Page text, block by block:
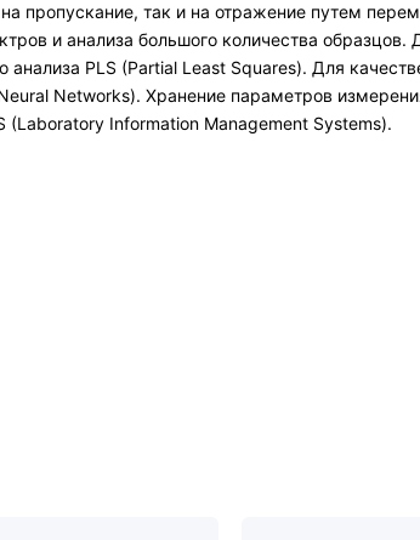
пропускание, так и на отражение путем
и анализа большого количества образцов.
PLS (Partial Least Squares). Для
Networks). Хранение параметров
Information Management Systems).